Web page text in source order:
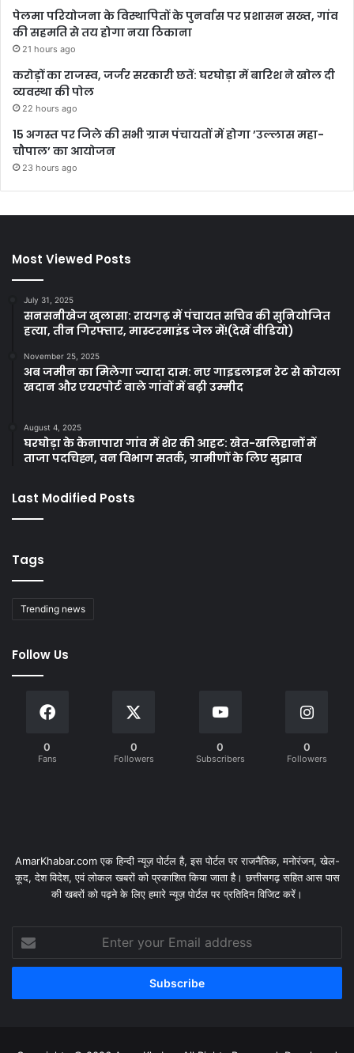
पेलमा परियोजना के विस्थापितों के पुनर्वास पर प्रशासन सख्त, गांव
की सहमति से तय होगा नया ठिकाना
21 hours ago
करोड़ों का राजस्व, जर्जर सरकारी छतें: घरघोड़ा में बारिश ने खोल दी
व्यवस्था की पोल
22 hours ago
15 अगस्त पर जिले की सभी ग्राम पंचायतों में होगा ’उल्लास महा-
चौपाल’ का आयोजन
23 hours ago
Most Viewed Posts
July 31, 2025
सनसनीखेज खुलासा: रायगढ़ में पंचायत सचिव की सुनियोजित
हत्या, तीन गिरफ्तार, मास्टरमाइंड जेल में!(देखें वीडियो)
November 25, 2025
अब जमीन का मिलेगा ज्यादा दाम: नए गाइडलाइन रेट से कोयला
खदान और एयरपोर्ट वाले गांवों में बढ़ी उम्मीद
August 4, 2025
घरघोड़ा के केनापारा गांव में शेर की आहट: खेत-खलिहानों में
ताजा पदचिह्न, वन विभाग सतर्क, ग्रामीणों के लिए सुझाव
Last Modified Posts
Tags
Trending news
Follow Us
0
Fans
0
Followers
0
Subscribers
0
Followers
AmarKhabar.com एक हिन्दी न्यूज़ पोर्टल है, इस पोर्टल पर राजनैतिक, मनोरंजन, खेल-
कूद, देश विदेश, एवं लोकल खबरों को प्रकाशित किया जाता है। छत्तीसगढ़ सहित आस पास
की खबरों को पढ़ने के लिए हमारे न्यूज़ पोर्टल पर प्रतिदिन विजिट करें।
your
Email